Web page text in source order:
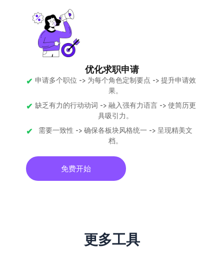
优化求职申请
申请多个职位 -> 为每个角色定制要点 -> 提升申请效
果。
缺乏有力的行动动词 -> 融入强有力语言 -> 使简历更
具吸引力。
需要一致性 -> 确保各板块风格统一 -> 呈现精美文
档。
免费开始
更多工具